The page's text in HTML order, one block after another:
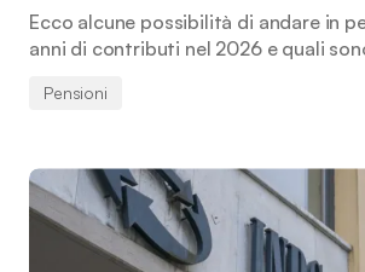
Ecco alcune possibilità di andare in
anni di contributi nel 2026 e quali
Pensioni